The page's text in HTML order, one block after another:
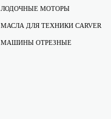
ЛОДОЧНЫЕ МОТОРЫ
МАСЛА ДЛЯ ТЕХНИКИ CARVER
МАШИНЫ ОТРЕЗНЫЕ